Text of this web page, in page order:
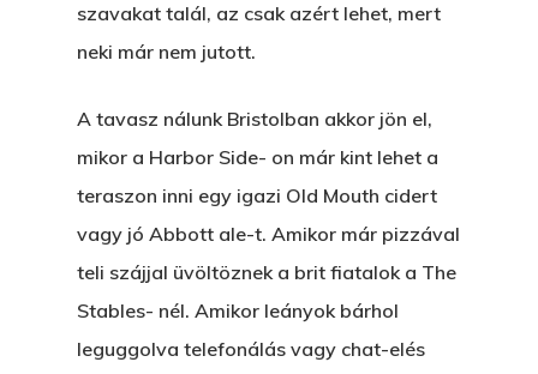
szavakat talál, az csak azért lehet, mert
neki már nem jutott.
A tavasz nálunk Bristolban akkor jön el,
mikor a Harbor Side- on már kint lehet a
teraszon inni egy igazi Old Mouth cidert
vagy jó Abbott ale-t. Amikor már pizzával
teli szájjal üvöltöznek a brit fiatalok a The
Stables- nél. Amikor leányok bárhol
leguggolva telefonálás vagy chat-elés